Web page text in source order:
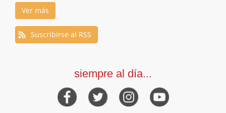
Ver más
Suscribirse al RSS
siempre al día...